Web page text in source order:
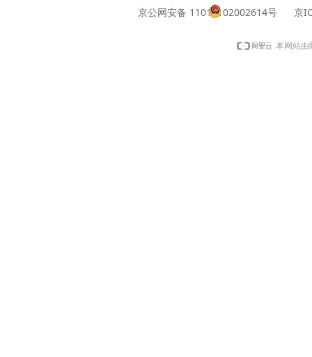
京公网安备 11010102002614号
京
本网站由